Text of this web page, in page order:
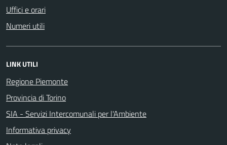
Uffici e orari
Numeri utili
LINK UTILI
Regione Piemonte
Provincia di Torino
SIA - Servizi Intercomunali per l'Ambiente
Informativa privacy